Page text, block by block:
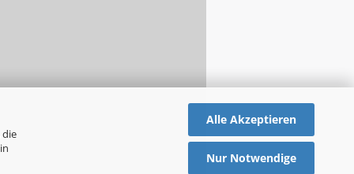
die
Alle Akzeptieren
Nur Notwendige